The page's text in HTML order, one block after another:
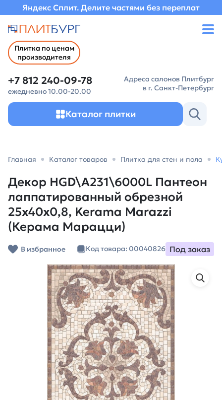
Яндекс Сплит. Делите частями без переплат
Плитка по ценам
производителя
+7 812 240-09-78
ежедневно 10.00-20.00
Адреса салонов Плитбург
в г. Санкт-Петербург
Каталог плитки
Главная Каталог товаров Плитка для стен и пола
Декор HGD\A231\6000L Пантеон
лаппатированный обрезной
25x40x0,8, Kerama Marazzi
(Керама Марацци)
В избранное Код товара: 00040826 Под заказ